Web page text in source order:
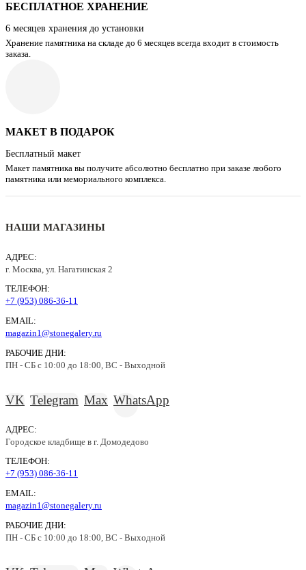
БЕСПЛАТНОЕ ХРАНЕНИЕ
6 месяцев хранения до установки
Хранение памятника на складе до 6 месяцев всегда входит в стоимость
заказа.
МАКЕТ В ПОДАРОК
Бесплатный макет
Макет памятника вы получите абсолютно бесплатно при заказе любого
памятника или мемориального комплекса.
НАШИ МАГАЗИНЫ
АДРЕС:
г. Москва, ул. Нагатинская 2
ТЕЛЕФОН:
+7 (953) 086-36-11
EMAIL:
magazin1@stonegalery.ru
РАБОЧИЕ ДНИ:
ПН - СБ с 10:00 до 18:00, ВС - Выходной
VK Telegram Max WhatsApp
АДРЕС:
Городское кладбище в г. Домодедово
ТЕЛЕФОН:
+7 (953) 086-36-11
EMAIL:
magazin1@stonegalery.ru
РАБОЧИЕ ДНИ:
ПН - СБ с 10:00 до 18:00, ВС - Выходной